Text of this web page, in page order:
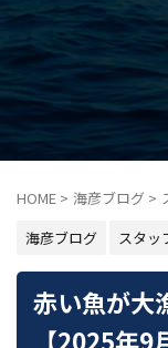
HOME > 海彦ブログ >
海彦ブログ
スタッ
赤い魚が大
【2025年9